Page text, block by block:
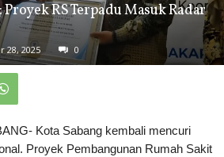
RS Terpadu Masuk Radar
28, 2025 0
Kota Sabang kembali mencuri
Proyek Pembangunan Rumah Sakit